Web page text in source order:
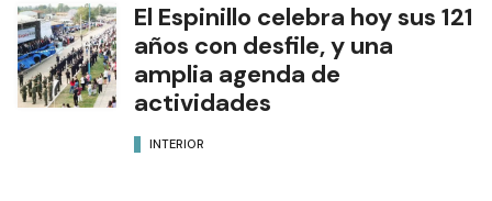
El Espinillo celebra hoy sus 121
años con desfile, y una
amplia agenda de
actividades
INTERIOR